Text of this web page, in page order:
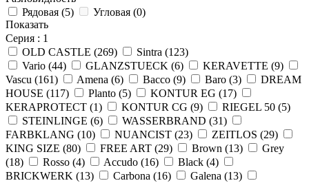
Рядовая (5) Угловая (0)
Показать
Серия : 1
OLD CASTLE (269) Sintra (123)
Vario (44) GLANZSTUECK (6) KERAVETTE (9)
Vascu (161) Amena (6) Bacco (9) Baro (3)
DREAM
HOUSE (117) Planto (5) KONTUR EG (17)
KERAPROTECT (1) KONTUR СG (9) RIEGEL 50 (5)
STEINLINGE (6) WASSERBRAND (31)
FARBKLANG (10) NUANCIST (23) ZEITLOS (29)
KING SIZE (80) FREE ART (29) Brown (13)
Grey
(18) Rosso (4) Accudo (16) Black (4)
BRICKWERK (13) Carbona (16) Galena (13)